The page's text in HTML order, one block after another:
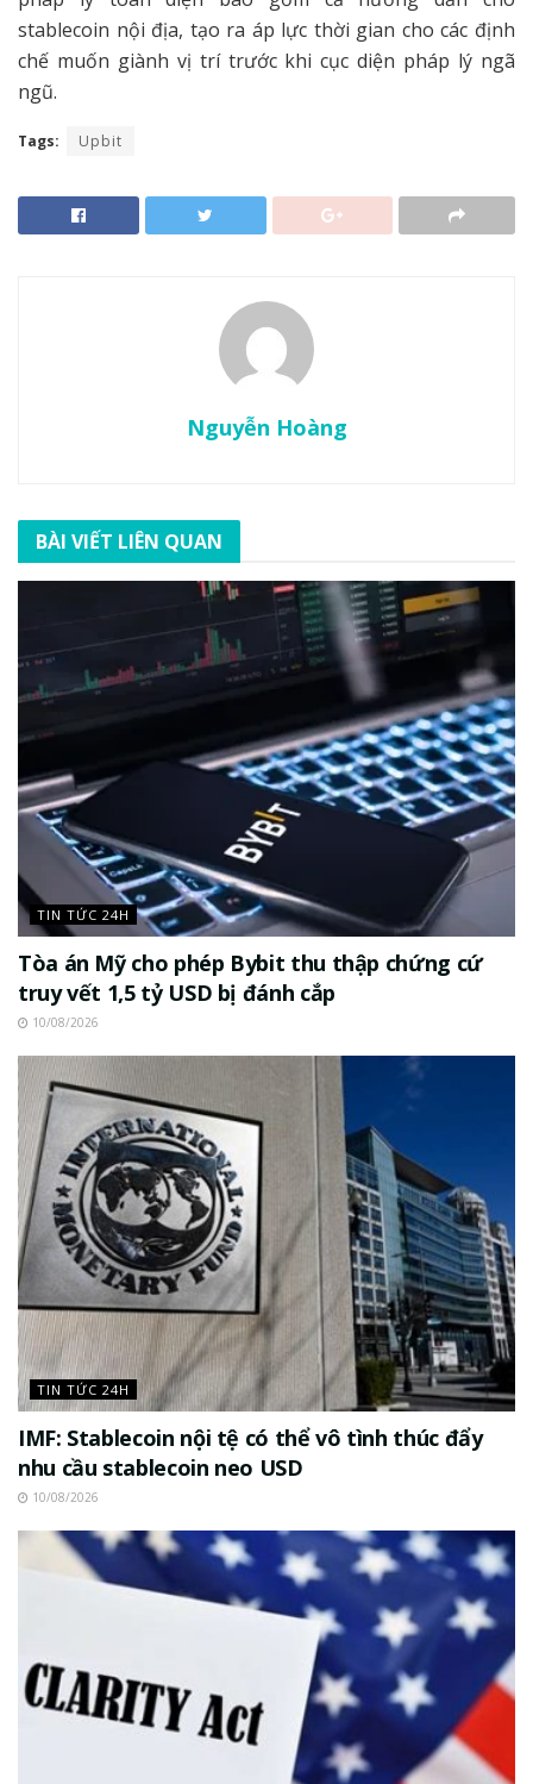
stablecoin nội địa, tạo ra áp lực thời gian cho các định
chế muốn giành vị trí trước khi cục diện pháp lý ngã
ngũ.
Tags: Upbit
Nguyễn Hoàng
BÀI VIẾT LIÊN QUAN
TIN TỨC 24H
Tòa án Mỹ cho phép Bybit thu thập chứng cứ
truy vết 1,5 tỷ USD bị đánh cắp
10/08/2026
TIN TỨC 24H
IMF: Stablecoin nội tệ có thể vô tình thúc đẩy
nhu cầu stablecoin neo USD
10/08/2026